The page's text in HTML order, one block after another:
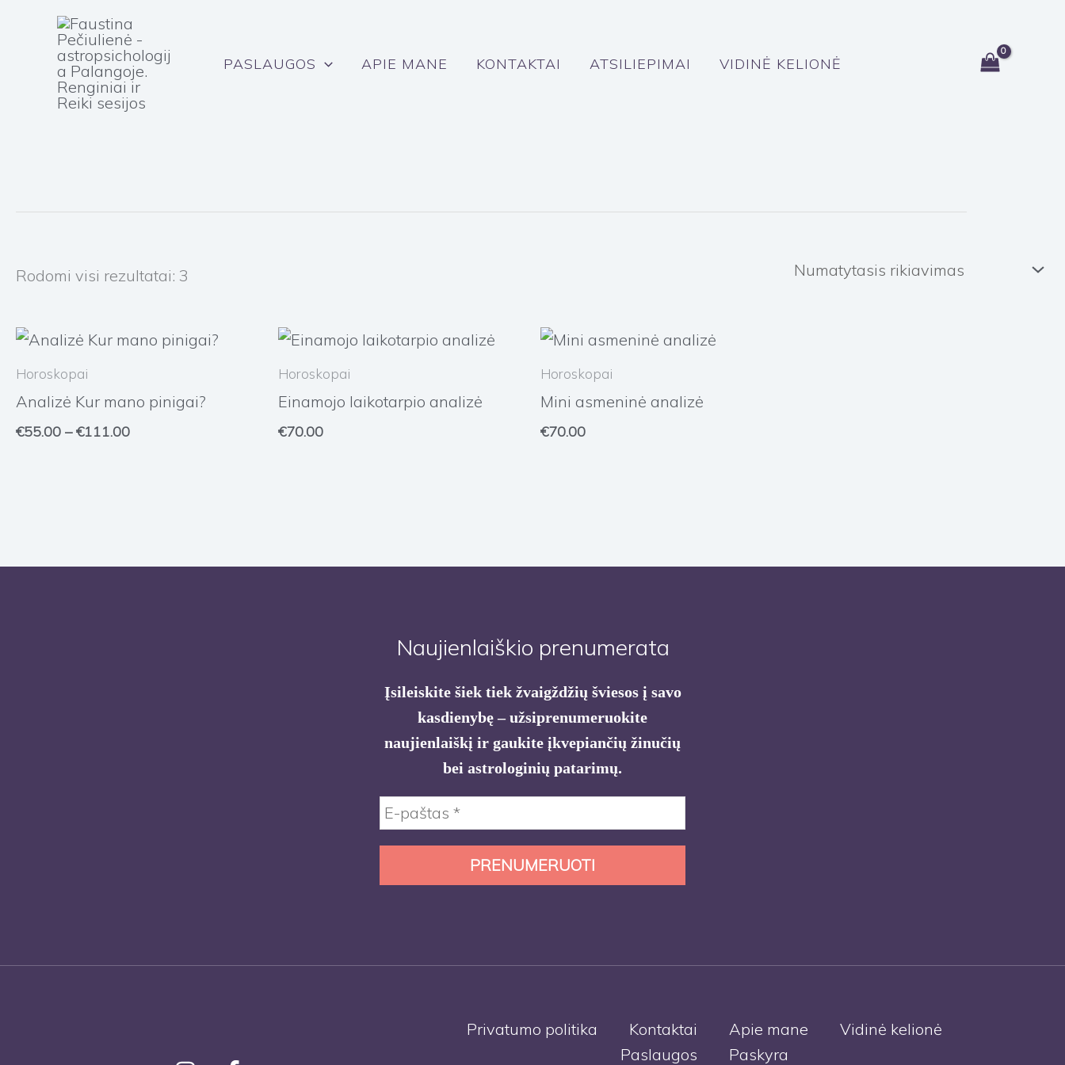
PASLAUGOS APIE MANE KONTAKTAI ATSILIEPIMAI VIDINĖ KELIONĖ
Rodomi visi rezultatai: 3
Horoskopai
Analizė Kur mano pinigai?
€55.00 – €111.00
Price
range:
€111.00
Horoskopai
Einamojo laikotarpio analizė
€70.00
Horoskopai
Mini asmeninė analizė
€70.00
Naujienlaiškio prenumerata
Įsileiskite šiek tiek žvaigždžių šviesos į savo
kasdienybę – užsiprenumeruokite
naujienlaiškį ir gaukite įkvepiančių žinučių
bei astrologinių patarimų.
Privatumo politika Kontaktai Apie mane
Vidinė kelionė
Paslaugos
Paskyra